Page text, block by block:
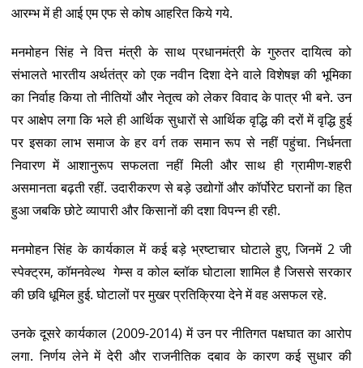
आरम्भ में ही आई एम एफ से कोष आहरित किये गये.
मनमोहन सिंह ने वित्त मंत्री के साथ प्रधानमंत्री के गुरुतर दायित्व को
संभालते भारतीय अर्थतंत्र को एक नवीन दिशा देने वाले विशेषज्ञ की भूमिका
का निर्वाह किया तो नीतियों और नेतृत्व को लेकर विवाद के पात्र भी बने. उन
पर आक्षेप लगा कि भले ही आर्थिक सुधारों से आर्थिक वृद्धि की दरों में वृद्धि हुई
पर इसका लाभ समाज के हर वर्ग तक समान रूप से नहीं पहुंचा. निर्धनता
निवारण में आशानुरूप सफलता नहीं मिली और साथ ही ग्रामीण-शहरी
असमानता बढ़ती रहीं. उदारीकरण से बड़े उद्योगों और कॉर्पोरेट घरानों का हित
हुआ जबकि छोटे व्यापारी और किसानों की दशा विपन्न ही रही.
मनमोहन सिंह के कार्यकाल में कई बड़े भ्रष्टाचार घोटाले हुए, जिनमें 2 जी
स्पेक्ट्रम, कॉमनवेल्थ गेम्स व कोल ब्लॉक घोटाला शामिल है जिससे सरकार
की छवि धूमिल हुई. घोटालों पर मुखर प्रतिक्रिया देने में वह असफल रहे.
उनके दूसरे कार्यकाल (2009-2014) में उन पर नीतिगत पक्षघात का आरोप
लगा. निर्णय लेने में देरी और राजनीतिक दबाव के कारण कई सुधार की